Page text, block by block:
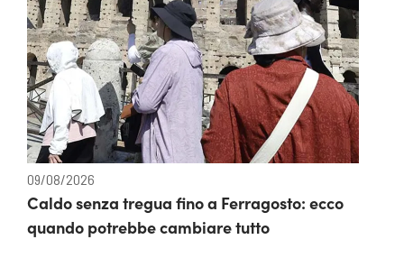
09/08/2026
Caldo senza tregua fino a Ferragosto: ecco
quando potrebbe cambiare tutto